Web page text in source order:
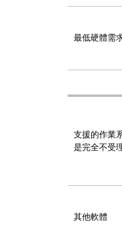
最低硬體需
支援的作業
是完全不受
其他軟體